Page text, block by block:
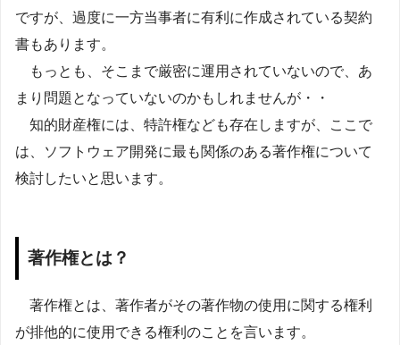
ですが、過度に一方当事者に有利に作成されている契約
書もあります。
もっとも、そこまで厳密に運用されていないので、あ
まり問題となっていないのかもしれませんが・・
知的財産権には、特許権なども存在しますが、ここで
は、ソフトウェア開発に最も関係のある著作権について
検討したいと思います。
著作権とは？
著作権とは、著作者がその著作物の使用に関する権利
が排他的に使用できる権利のことを言います。